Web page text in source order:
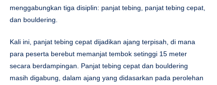
menggabungkan tiga disiplin: panjat tebing, panjat tebing cepat,
dan bouldering.
Kali ini, panjat tebing cepat dijadikan ajang terpisah, di mana
para peserta berebut memanjat tembok setinggi 15 meter
secara berdampingan. Panjat tebing cepat dan bouldering
masih digabung, dalam ajang yang didasarkan pada perolehan